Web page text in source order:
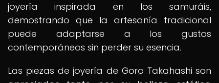
joyería inspirada en los samuráis,
demostrando que la artesanía tradicional
puede adaptarse a los gustos
contemporáneos sin perder su esencia.
Las piezas de joyería de Goro Takahashi son